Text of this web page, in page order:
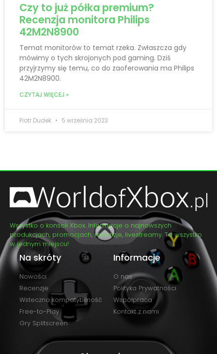
Czy to już półka premium?
Recenzja monitora Philips
42M2N8900
Temat monitorów to temat rzeka. Zwłaszcza gdy
mówimy o tych skrojonych pod gaming. Dziś
przyjrzymy się temu, co do zaoferowania ma Philips
42M2N8900.
CZYTAJ WIĘCEJ »
Piotr Dudek 5 września 2023
Wszystko o konsoli Xbox. Informacje o najnowszych
produkcjach, promocjach, recenzje, livestreamy. To wszystko
w jednym miejscu!
Na skróty
Nowości
Recenzje
Wsteczna kompatybilność
Free-to-Play
Gry Splitscreen
Informacje
O nas
Polityka Prywatności
Współpraca
Kontakt z nami